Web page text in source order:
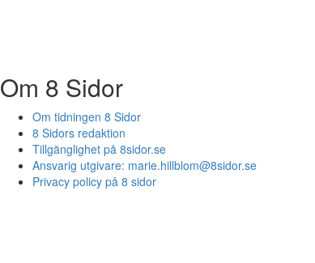
Om 8 Sidor
Om tidningen 8 Sidor
8 Sidors redaktion
Tillgänglighet på 8sidor.se
Ansvarig utgivare: marie.hillblom@8sidor.se
Privacy policy på 8 sidor